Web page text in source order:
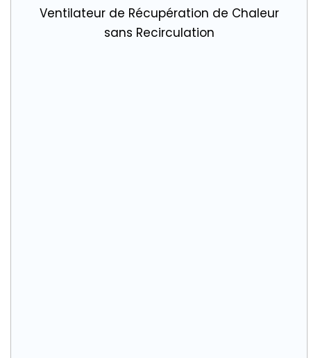
Ventilateur de Récupération de Chaleur
sans Recirculation